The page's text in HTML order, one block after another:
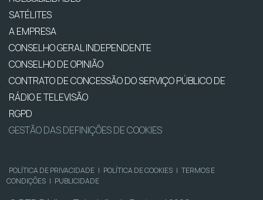
SATÉLITES
A EMPRESA
CONSELHO GERAL INDEPENDENTE
CONSELHO DE OPINIÃO
CONTRATO DE CONCESSÃO DO SERVIÇO PÚBLICO DE
RÁDIO E TELEVISÃO
RGPD
GESTÃO DAS DEFINIÇÕES DE COOKIES
POLÍTICA DE PRIVACIDADE | POLÍTICA DE COOKIES | TERMOS E
CONDIÇÕES | PUBLICIDADE